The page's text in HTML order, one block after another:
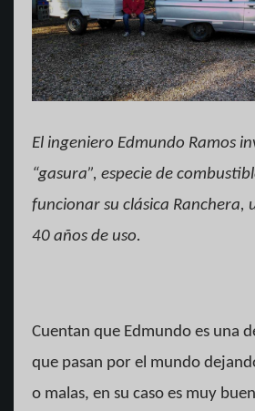
El ingeniero Edmundo Ramos
“gasura”, especie de
funcionar su clásica Ranchera,
40 años de uso.
Cuentan que Edmundo es una
que pasan por el mundo
o malas, en su caso es muy